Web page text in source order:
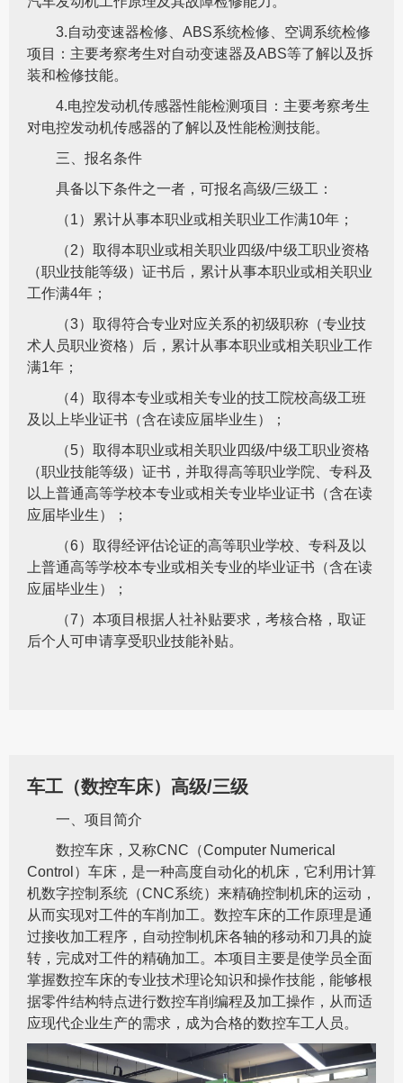
3.自动变速器检修、ABS系统检修、空调系统检修
项目：主要考察考生对自动变速器及ABS等了解以及拆
装和检修技能。
4.电控发动机传感器性能检测项目：主要考察考生
对电控发动机传感器的了解以及性能检测技能。
三、报名条件
具备以下条件之一者，可报名高级/三级工：
（1）累计从事本职业或相关职业工作满10年；
（2）取得本职业或相关职业四级/中级工职业资格
（职业技能等级）证书后，累计从事本职业或相关职业
工作满4年；
（3）取得符合专业对应关系的初级职称（专业技
术人员职业资格）后，累计从事本职业或相关职业工作
满1年；
（4）取得本专业或相关专业的技工院校高级工班
及以上毕业证书（含在读应届毕业生）；
（5）取得本职业或相关职业四级/中级工职业资格
（职业技能等级）证书，并取得高等职业学院、专科及
以上普通高等学校本专业或相关专业毕业证书（含在读
应届毕业生）；
（6）取得经评估论证的高等职业学校、专科及以
上普通高等学校本专业或相关专业的毕业证书（含在读
应届毕业生）；
（7）本项目根据人社补贴要求，考核合格，取证
后个人可申请享受职业技能补贴。
车工（数控车床）高级/三级
一、项目简介
数控车床，又称CNC（Computer Numerical
Control）车床，是一种高度自动化的机床，它利用计算
机数字控制系统（CNC系统）来精确控制机床的运动，
从而实现对工件的车削加工。数控车床的工作原理是通
过接收加工程序，自动控制机床各轴的移动和刀具的旋
转，完成对工件的精确加工。本项目主要是使学员全面
掌握数控车床的专业技术理论知识和操作技能，能够根
据零件结构特点进行数控车削编程及加工操作，从而适
应现代企业生产的需求，成为合格的数控车工人员。